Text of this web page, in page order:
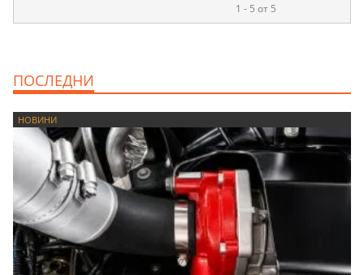
1 - 5 от 5
ПОСЛЕДНИ
НОВИНИ